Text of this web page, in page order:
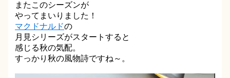
またこのシーズンが
やってまいりました！
マクドナルドの
月見シリーズがスタートすると
感じる秋の気配。
すっかり秋の風物詩ですね～。